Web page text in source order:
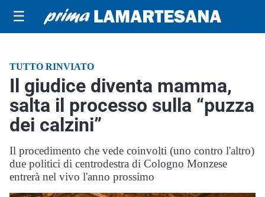
☰
TUTTO RINVIATO
Il giudice diventa mamma,
salta il processo sulla “puzza
dei calzini”
Il procedimento che vede coinvolti (uno contro l'altro)
due politici di centrodestra di Cologno Monzese
entrerà nel vivo l'anno prossimo